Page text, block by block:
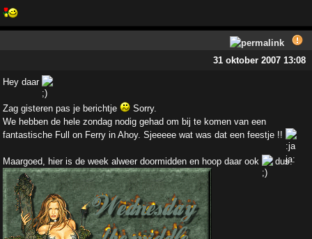
31 oktober 2007 13:08
Hey daar
Zag gisteren pas je berichtje
Sorry.
We hebben de hele zondag nodig gehad om bij te komen van een
fantastische Full on Ferry in Ahoy. Sjeeeee wat was dat een feestje !!
Maargoed, hier is de week alweer doormidden en hoop daar ook dus: